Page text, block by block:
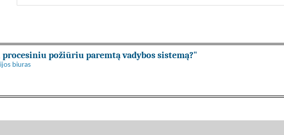
požiūriu paremtą vadybos sistemą?"
biuras